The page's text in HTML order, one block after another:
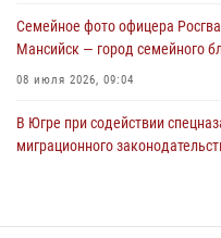
Семейное фото офицера
Мансийск — город семейного
08 июля 2026, 09:04
В Югре при содействии
миграционного